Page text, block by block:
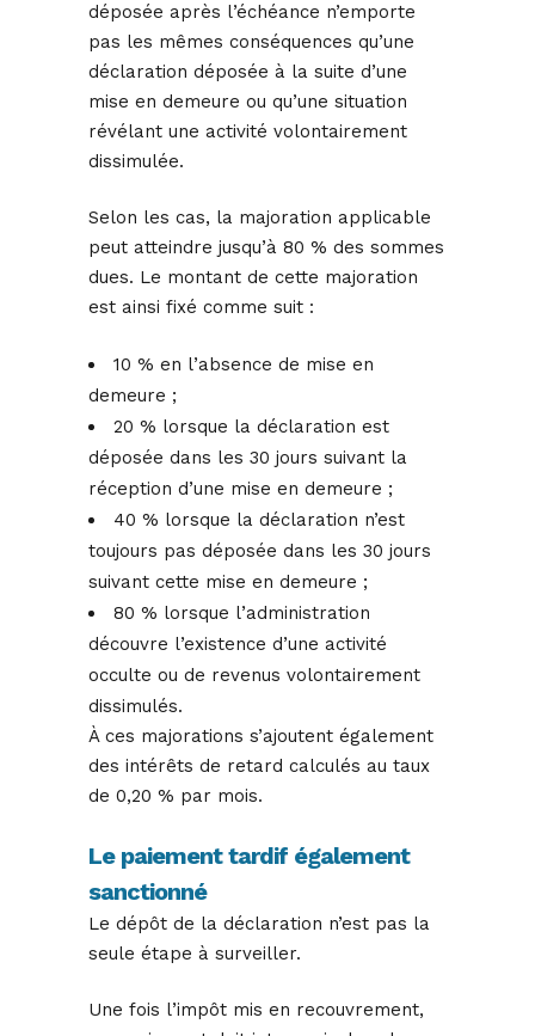
déposée après l’échéance n’emporte
pas les mêmes conséquences qu’une
déclaration déposée à la suite d’une
mise en demeure ou qu’une situation
révélant une activité volontairement
dissimulée.
Selon les cas, la majoration applicable
peut atteindre jusqu’à 80 % des sommes
dues. Le montant de cette majoration
est ainsi fixé comme suit :
10 % en l’absence de mise en
demeure ;
20 % lorsque la déclaration est
déposée dans les 30 jours suivant la
réception d’une mise en demeure ;
40 % lorsque la déclaration n’est
toujours pas déposée dans les 30 jours
suivant cette mise en demeure ;
80 % lorsque l’administration
découvre l’existence d’une activité
occulte ou de revenus volontairement
dissimulés.
À ces majorations s’ajoutent également
des intérêts de retard calculés au taux
de 0,20 % par mois.
Le paiement tardif également
sanctionné
Le dépôt de la déclaration n’est pas la
seule étape à surveiller.
Une fois l’impôt mis en recouvrement,